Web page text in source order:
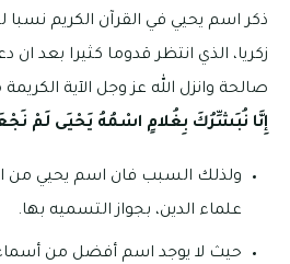
ذكر اسم يحيي في القرآن الكريم نسبا
زكريا، الذي انتظر قدوما كثيرا بعد ان
صالحة وانزل الله عز وجل الآية
إِنَّا نُبَشِّرُكَ بِغُلامٍ اسْمُهُ يَحْيَى لَمْ
ولذلك السبب فان اسم يحيي من
علماء الدين، بجواز التسميه بها.
حيث لا يوجد اسم أفضل من أسماء